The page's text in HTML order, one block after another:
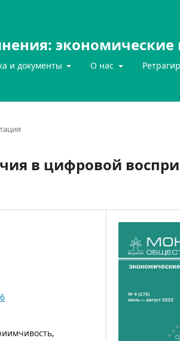
и документы О нас
в цифровой